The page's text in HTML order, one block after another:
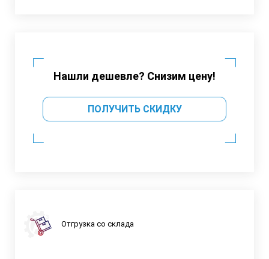
Нашли дешевле? Снизим цену!
ПОЛУЧИТЬ СКИДКУ
Отгрузка со склада